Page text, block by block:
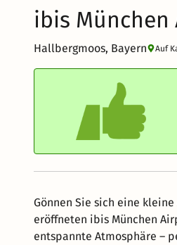
ibis München
Hallbergmoos, Bayern Auf
Gönnen Sie sich eine
eröffneten ibis München
entspannte Atmosphäre – perfekt für Ihren